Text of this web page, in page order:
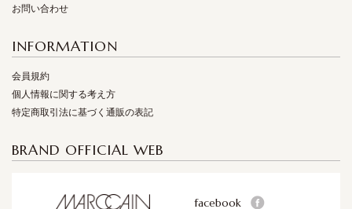
お問い合わせ
INFORMATION
会員規約
個人情報に関する考え方
特定商取引法に基づく通販の表記
BRAND OFFICIAL WEB
facebook